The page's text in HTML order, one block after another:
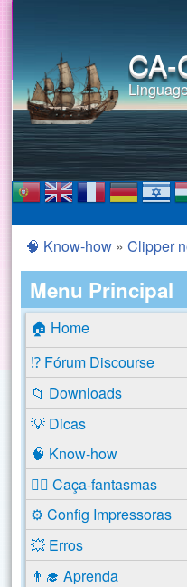
CA-
Você está aqui
🧠 Know-how »Clipper
Menu Principal
🏠 Home
⁉️ Fórum Discourse
📁 Downloads
💡 Dicas
🧠 Know-how
🕵️‍♂️ Caça-fantasmas
⚙️ Config Impressoras
💥 Erros
👨‍🎓 Aprenda